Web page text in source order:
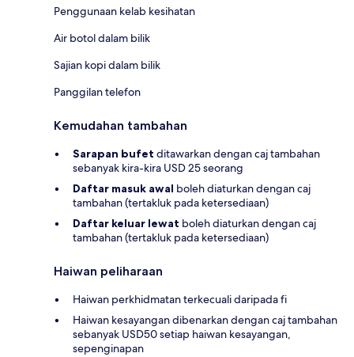
Penggunaan kelab kesihatan
Air botol dalam bilik
Sajian kopi dalam bilik
Panggilan telefon
Kemudahan tambahan
Sarapan bufet ditawarkan dengan caj tambahan
sebanyak kira-kira USD 25 seorang
Daftar masuk awal boleh diaturkan dengan caj
tambahan (tertakluk pada ketersediaan)
Daftar keluar lewat boleh diaturkan dengan caj
tambahan (tertakluk pada ketersediaan)
Haiwan peliharaan
Haiwan perkhidmatan terkecuali daripada fi
Haiwan kesayangan dibenarkan dengan caj tambahan
sebanyak USD50 setiap haiwan kesayangan,
sepenginapan